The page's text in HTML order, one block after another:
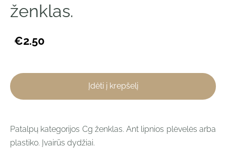
ženklas.
€2.50
Įdėti į krepšelį
Patalpų kategorijos Cg ženklas. Ant lipnios plėvelės arba
plastiko. Įvairūs dydžiai.